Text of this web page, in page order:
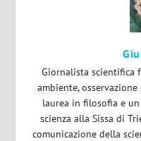
Giornalista scientifica
ambiente,
laurea in filosofia e
scienza alla Sissa di
comunicazione della